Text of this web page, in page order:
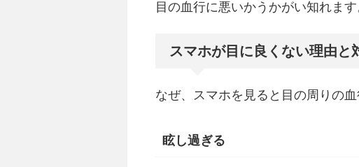
目の血行に悪いかうかがい知れます
スマホが目に良くない理由と
なぜ、スマホを見ると目の周りの
眩し過ぎる